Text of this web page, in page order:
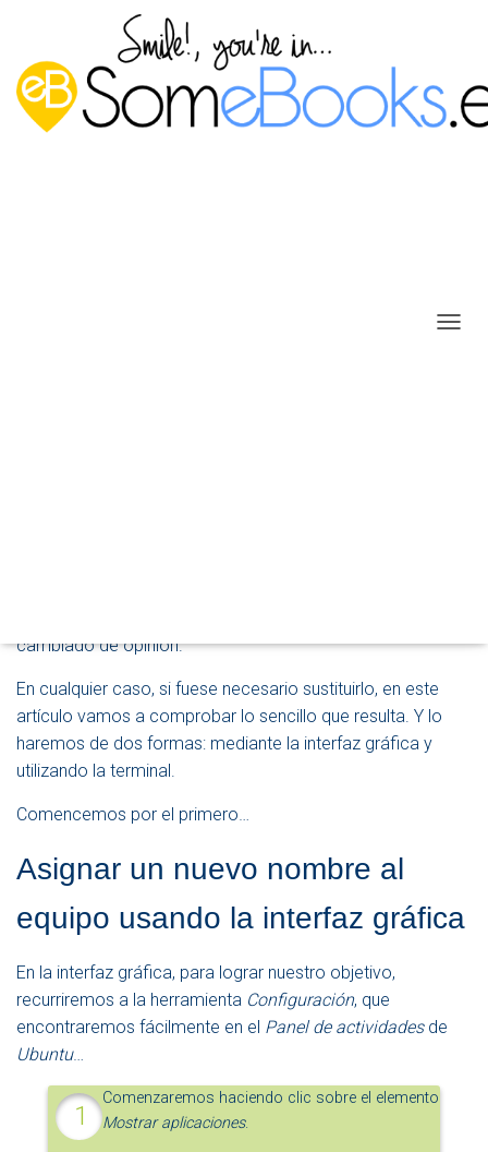
V
cambiado de opinión.
En cualquier caso, si fuese necesario sustituirlo, en este
artículo vamos a comprobar lo sencillo que resulta. Y lo
haremos de dos formas: mediante la interfaz gráfica y
utilizando la terminal.
Comencemos por el primero…
Asignar un nuevo nombre al
equipo usando la interfaz gráfica
En la interfaz gráfica, para lograr nuestro objetivo,
recurriremos a la herramienta Configuración, que
encontraremos fácilmente en el Panel de actividadesde
Ubuntu…
Comenzaremos haciendo clic sobre el elemento
Mostrar aplicaciones.